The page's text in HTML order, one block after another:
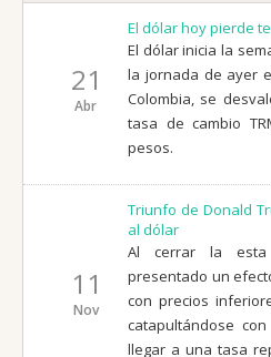
21
Abr
El dólar hoy pierde
El dólar inicia la
la jornada de ayer
Colombia, se
tasa de cambio
pesos.
11
Nov
Triunfo de Donald
al dólar
Al cerrar la
presentado un
con precios
catapultándose
llegar a una tasa